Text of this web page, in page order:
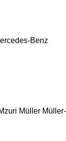
Benz
Müller Müller-